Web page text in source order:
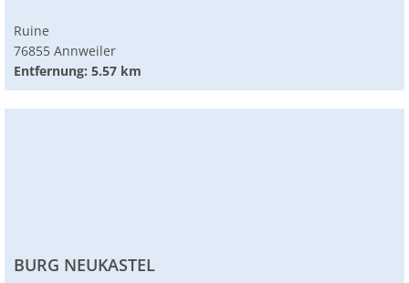
Ruine
76855 Annweiler
Entfernung: 5.57 km
BURG NEUKASTEL